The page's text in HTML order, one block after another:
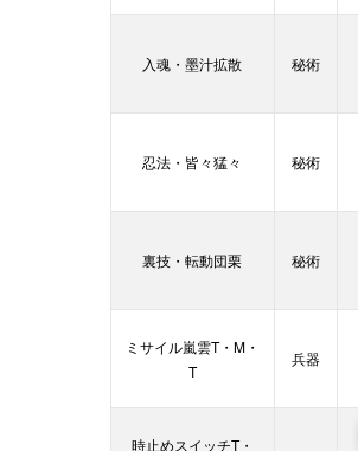
入魂・墨汁拡散 秘術
忍法・皆々猛々 秘術
裏技・転動団栗 秘術
ミサイル嵐雲T・M・
T
兵器
時止めスイッチT・